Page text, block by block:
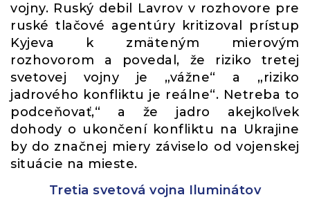
vojny. Ruský debil Lavrov v rozhovore pre
ruské tlačové agentúry kritizoval prístup
Kyjeva k zmäteným mierovým
rozhovorom a povedal, že riziko tretej
svetovej vojny je „vážne“ a „riziko
jadrového konfliktu je reálne“. Netreba to
podceňovať,“ a že jadro akejkoľvek
dohody o ukončení konfliktu na Ukrajine
by do značnej miery záviselo od vojenskej
situácie na mieste.
Tretia svetová vojna Iluminátov